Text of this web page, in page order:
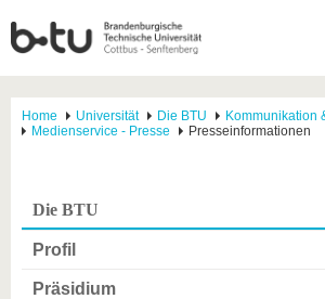
Home Universität Die BTU
Kommunikation
Medienservice - Presse
Presseinformationen
Die BTU
Profil
Präsidium